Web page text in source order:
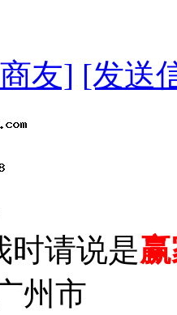
友] [发送
时请说是
州市